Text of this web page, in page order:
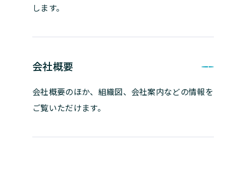
します。
会社概要
会社概要のほか、組織図、会社案内などの情報を
ご覧いただけます。